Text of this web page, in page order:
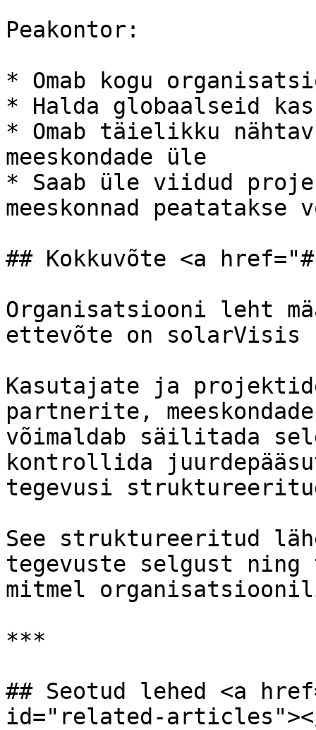
Peakontor:
* Omab kogu
* Halda globaalseid
* Omab täielikku
meeskondade üle
* Saab üle viidud
meeskonnad peatatakse
## Kokkuvõte <a
Organisatsiooni leht
ettevõte on
Kasutajate ja
partnerite,
võimaldab säilitada
kontrollida
tegevusi
See struktureeritud
tegevuste selgust ning
mitmel
***
## Seotud lehed <a
id="related-